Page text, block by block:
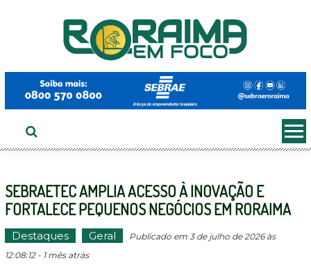
SEBRAETEC AMPLIA ACESSO À INOVAÇÃO E
FORTALECE PEQUENOS NEGÓCIOS EM RORAIMA
Destaques Geral
Publicado em 3 de julho de 2026 às
12:08:12 - 1 mês atrás